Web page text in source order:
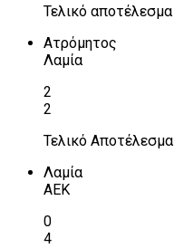
Τελικό αποτέλεσμα
Ατρόμητος
Λαμία
2
2
Τελικό Αποτέλεσμα
Λαμία
ΑΕΚ
0
4